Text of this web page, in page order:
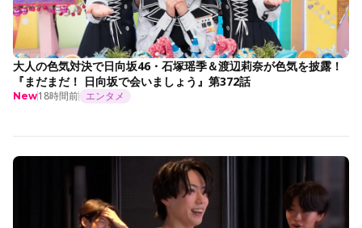
大人の色気対決で日向坂46・石塚瑶季＆渡辺莉奈が色気を披露！
『まだまだ！ 日向坂で会いましょう』第372話
New18時間前 エンタメ